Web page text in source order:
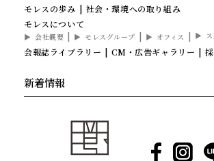
モレスの歩み
社会・環境への取り組み
モレスについて
会社概要 モレスグループ オフィス
会報誌ライブラリー CM・広告ギャラリー
新着情報
Facebook